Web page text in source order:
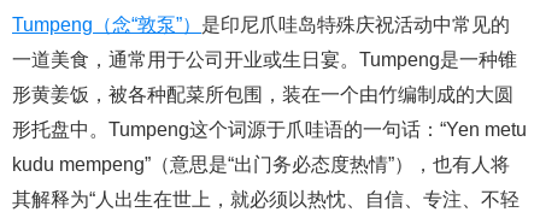
Tumpeng（念“敦泵”） 是印尼爪哇岛特殊庆祝活动中常见的
一道美食，通常用于公司开业或生日宴。Tumpeng是一种锥
形黄姜饭，被各种配菜所包围，装在一个由竹编制成的大圆
形托盘中。Tumpeng这个词源于爪哇语的一句话：“Yen metu
kudu mempeng”（意思是“出门务必态度热情”），也有人将
其解释为“人出生在世上，就必须以热忱、自信、专注、不轻